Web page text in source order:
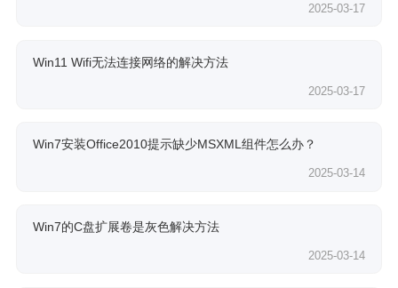
2025-03-17
Win11 Wifi无法连接网络的解决方法
2025-03-17
Win7安装Office2010提示缺少MSXML组件怎么办？
2025-03-14
Win7的C盘扩展卷是灰色解决方法
2025-03-14